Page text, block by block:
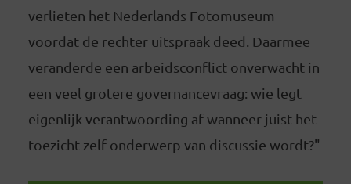
verlieten het Nederlands Fotomuseum
voordat de rechter uitspraak deed. Daarmee
veranderde een arbeidsconflict onverwacht in
een veel grotere governancevraag: wie legt
eigenlijk verantwoording af wanneer juist het
toezicht zelf onderwerp van discussie wordt?"